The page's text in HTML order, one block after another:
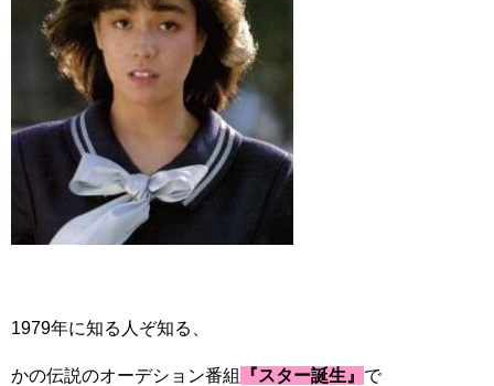
1979年に知る人ぞ知る、
かの伝説のオーデション番組 『スター誕生』 で